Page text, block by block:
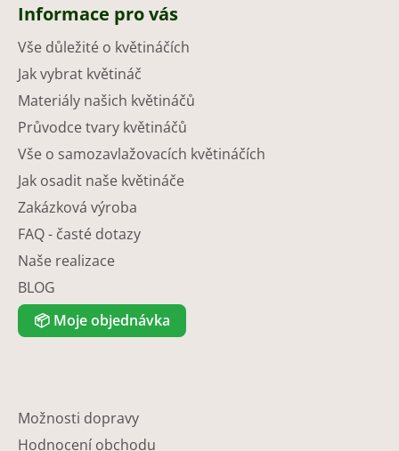
Informace pro vás
Vše důležité o květináčích
Jak vybrat květináč
Materiály našich květináčů
Průvodce tvary květináčů
Vše o samozavlažovacích květináčích
Jak osadit naše květináče
Zakázková výroba
FAQ - časté dotazy
Naše realizace
BLOG
📦 Moje objednávka
Možnosti dopravy
Hodnocení obchodu